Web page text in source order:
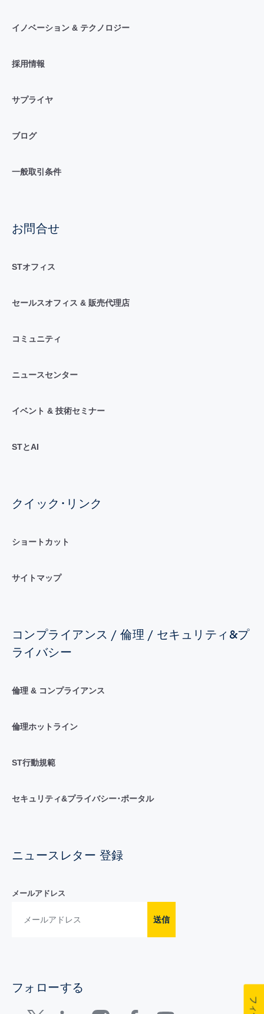
イノベーション & テクノロジー
採用情報
サプライヤ
ブログ
一般取引条件
お問合せ
STオフィス
セールスオフィス & 販売代理店
コミュニティ
ニュースセンター
イベント & 技術セミナー
STとAI
クイック･リンク
ショートカット
サイトマップ
コンプライアンス / 倫理 / セキュリティ&プ
ライバシー
倫理 & コンプライアンス
倫理ホットライン
ST行動規範
セキュリティ&プライバシー･ポータル
ニュースレター 登録
メールアドレス
送信
フォローする